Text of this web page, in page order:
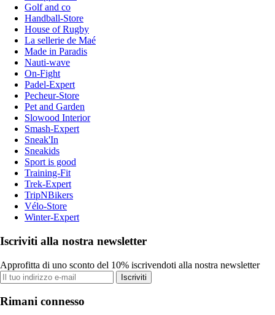
Golf and co
Handball-Store
House of Rugby
La sellerie de Maé
Made in Paradis
Nauti-wave
On-Fight
Padel-Expert
Pecheur-Store
Pet and Garden
Slowood Interior
Smash-Expert
Sneak'In
Sneakids
Sport is good
Training-Fit
Trek-Expert
TripNBikers
Vélo-Store
Winter-Expert
Iscriviti alla nostra newsletter
Approfitta di uno sconto del 10% iscrivendoti alla nostra newsletter
Iscriviti
Rimani connesso